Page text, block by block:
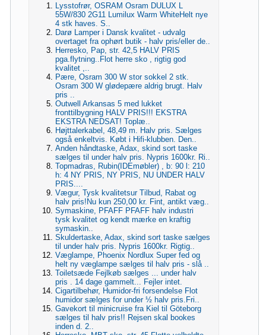
Lysstofrør, OSRAM Osram DULUX L
55W/830 2G11 Lumilux Warm WhiteHelt nye
4 stk haves. S..
Darø Lamper i Dansk kvalitet - udvalg
overtaget fra ophørt butik - halv pris/eller de..
Herresko, Pap, str. 42,5 HALV PRIS
pga.flytning..Flot herre sko , rigtig god
kvalitet ,..
Pære, Osram 300 W stor sokkel 2 stk.
Osram 300 W glødepære aldrig brugt. Halv
pris ..
Outwell Arkansas 5 med lukket
fronttilbygning HALV PRIS!!! EKSTRA
EKSTRA NEDSAT! Toplæ..
Højttalerkabel, 48,49 m. Halv pris. Sælges
også enkeltvis. Købt i Hifi-klubben. Den..
Anden håndtaske, Adax, skind sort taske
sælges til under halv pris. Nypris 1600kr. Ri..
Topmadras, Rubin(IDEmøbler) , b: 90 l: 210
h: 4 NY PRIS, NY PRIS, NU UNDER HALV
PRIS....
Vægur, Tysk kvalitetsur Tilbud, Rabat og
halv pris!Nu kun 250,00 kr. Fint, antikt væg..
Symaskine, PFAFF PFAFF halv industri
tysk kvalitet og kendt mærke en kraftig
symaskin..
Skuldertaske, Adax, skind sort taske sælges
til under halv pris. Nypris 1600kr. Rigtig..
Væglampe, Phoenix Nordlux Super fed og
helt ny væglampe sælges til halv pris - slå ..
Toiletsæde Fejlkøb sælges ... under halv
pris . 14 dage gammelt... Fejler intet.
Cigartilbehør, Humidor-fri forsendelse Flot
humidor sælges for under ½ halv pris.Fri..
Gavekort til minicruise fra Kiel til Göteborg
sælges til halv pris!! Rejsen skal bookes
inden d. 2..